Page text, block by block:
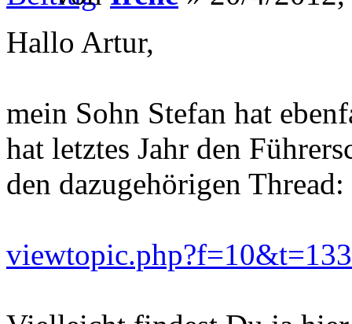
Hallo Artur,
mein Sohn Stefan hat
hat letztes Jahr den
den dazugehörigen Thread: